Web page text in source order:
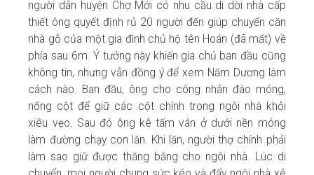
người dân huyện Chợ Mới có nhu cầu di dời nhà cấp
thiết ông quyết định rủ 20 người đến giúp chuyển căn
nhà gỗ của một gia đình chủ hộ tên Hoán (đã mất) về
phía sau 6m. Ý tưởng này khiến gia chủ ban đầu cũng
không tin, nhưng vẫn đồng ý để xem Năm Dương làm
cách nào. Ban đầu, ông cho công nhân đào móng,
nống cột để giữ các cột chính trong ngôi nhà khỏi
xiêu vẹo. Sau đó ông kê tấm ván ở dưới nền móng
làm đường chạy con lăn. Khi lăn, người thợ chính phải
làm sao giữ được thăng bằng cho ngôi nhà. Lúc di